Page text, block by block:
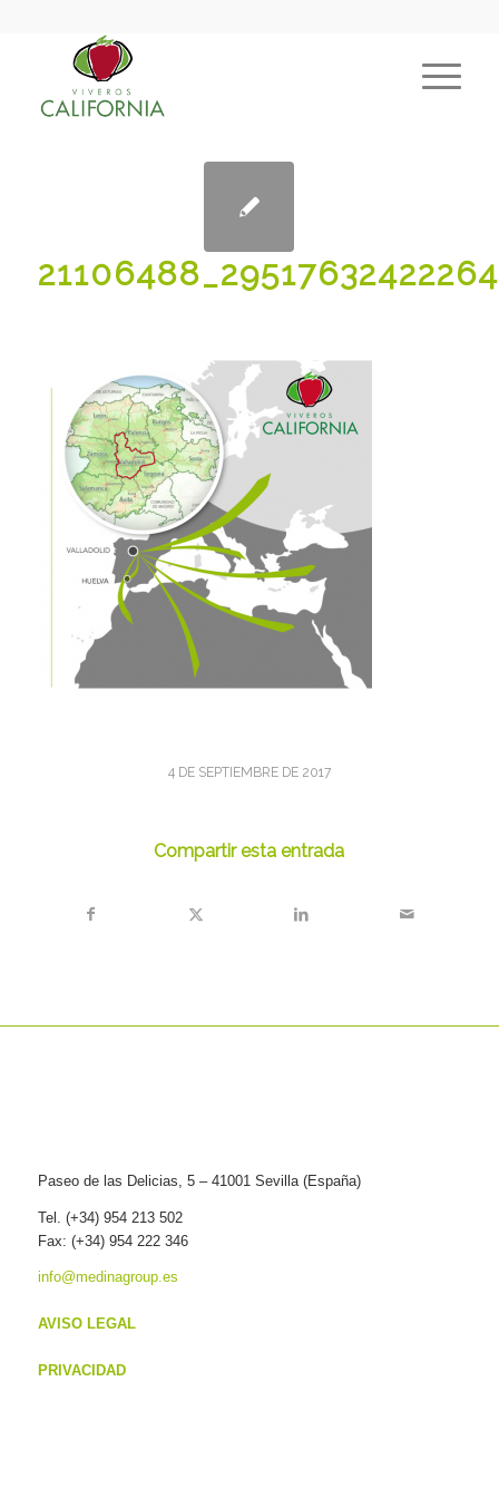
4 DE SEPTIEMBRE DE 2017
Compartir esta entrada
Paseo de las Delicias, 5 – 41001 Sevilla (España)
Tel. (+34) 954 213 502
Fax: (+34) 954 222 346
info@medinagroup.es
AVISO LEGAL
PRIVACIDAD